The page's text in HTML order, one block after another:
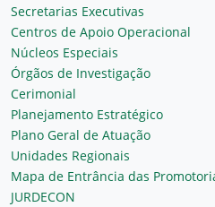
Secretarias Executivas
Centros de Apoio Operacional
Núcleos Especiais
Órgãos de Investigação
Cerimonial
Planejamento Estratégico
Plano Geral de Atuação
Unidades Regionais
Mapa de Entrância das
JURDECON